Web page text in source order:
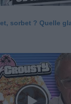
sorbet ? Quelle